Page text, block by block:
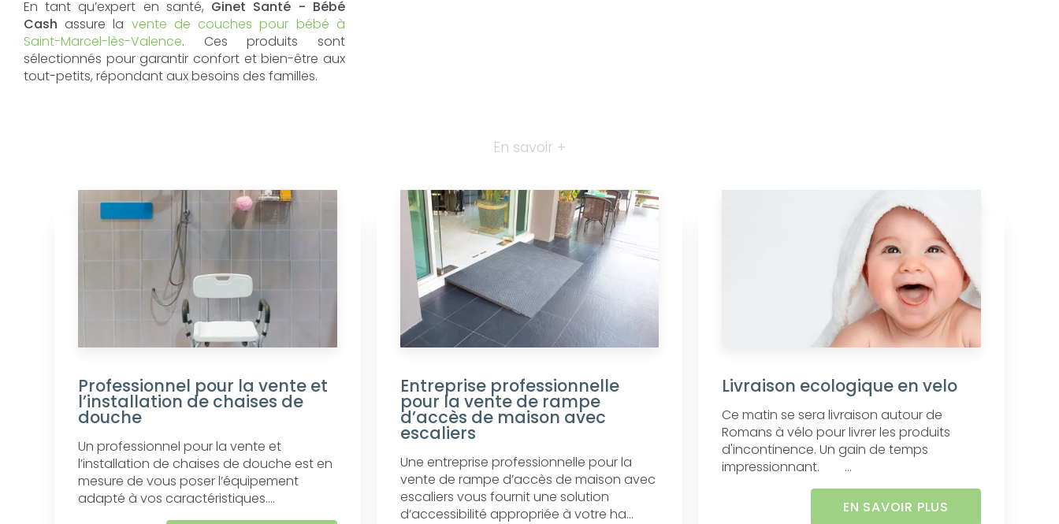
En tant qu’expert en santé, Ginet Santé - Bébé
Cash assure la vente de couches pour bébé à
Saint-Marcel-lès-Valence. Ces produits sont
sélectionnés pour garantir confort et bien-être aux
tout-petits, répondant aux besoins des familles.
En savoir +
Professionnel pour la vente et
l’installation de chaises de
douche
Un professionnel pour la vente et
l’installation de chaises de douche est en
mesure de vous poser l’équipement
adapté à vos caractéristiques....
Entreprise professionnelle
pour la vente de rampe
d’accès de maison avec
escaliers
Une entreprise professionnelle pour la
vente de rampe d’accès de maison avec
escaliers vous fournit une solution
d’accessibilité appropriée à votre ha...
Livraison ecologique en velo
Ce matin se sera livraison autour de
Romans à vélo pour livrer les produits
d'incontinence. Un gain de temps
impressionnant. ...
EN SAVOIR PLUS